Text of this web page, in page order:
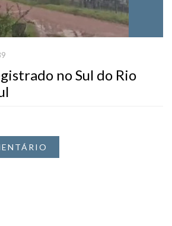
no Sul do Rio